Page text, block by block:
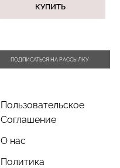
КУПИТЬ
ПОДПИСАТЬСЯ НА РАССЫЛКУ
Пользовательское
Соглашение
О нас
Политика
699 грн.